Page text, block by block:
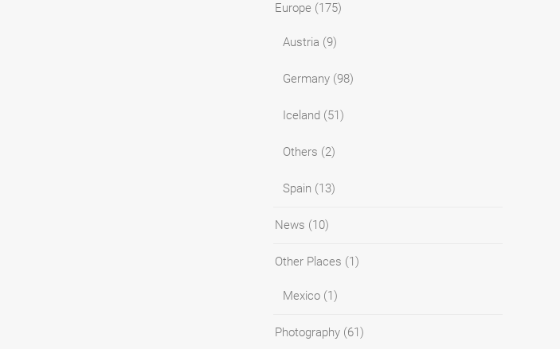
Europe (175)
Austria (9)
Germany (98)
Iceland (51)
Others (2)
Spain (13)
News (10)
Other Places (1)
Mexico (1)
Photography (61)